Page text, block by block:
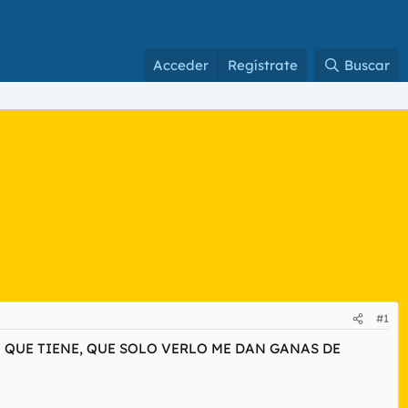
Acceder Regístrate Buscar
#1
TIENE, QUE SOLO VERLO ME DAN GANAS DE